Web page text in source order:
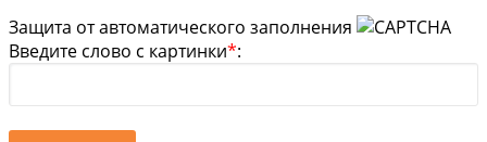
Защита от автоматического заполнения
Введите слово с картинки*: